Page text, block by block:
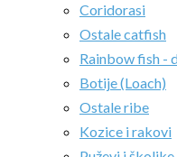
Coridorasi
Ostale catfish
Rainbow fish -
Botije (Loach)
Ostale ribe
Kozice i rakovi